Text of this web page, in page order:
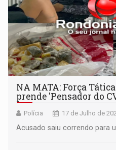
NA MATA: Força
prende 'Pensador do
Polícia 17 de Julho de
Acusado saiu correndo para